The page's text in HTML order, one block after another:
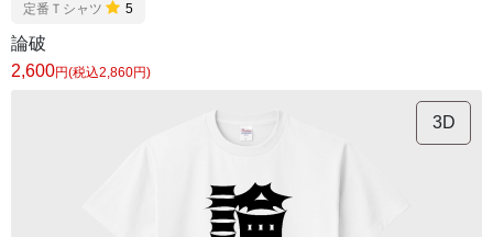
定番Ｔシャツ 5
論破
2,600円(税込2,860円)
3D